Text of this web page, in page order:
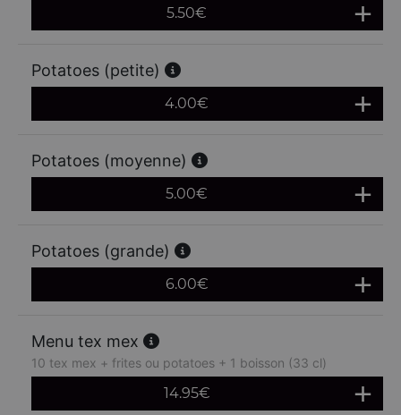
5.50€
Potatoes (petite)
4.00€
Potatoes (moyenne)
5.00€
Potatoes (grande)
6.00€
Menu tex mex
10 tex mex + frites ou potatoes + 1 boisson (33 cl)
14.95€